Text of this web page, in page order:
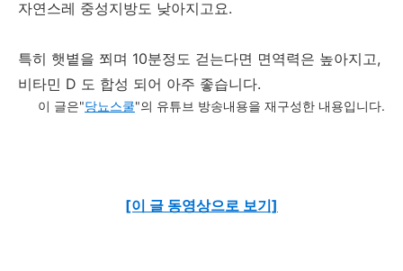
자연스레 중성지방도 낮아지고요.
특히 햇볕을 쬐며 10분정도 걷는다면 면역력은 높아지고,
비타민 D 도 합성 되어 아주 좋습니다.
이 글은"당뇨스쿨"의 유튜브 방송내용을 재구성한 내용입니다.
[이 글 동영상으로 보기]